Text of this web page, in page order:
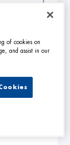
of cookies on
and assist in our